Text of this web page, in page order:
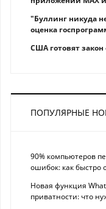
"Буллинг никуда
оценка
США готовят
ПОПУЛЯРНЫЕ
90% компьютеров
ошибок: как
Новая функция
приватности: что